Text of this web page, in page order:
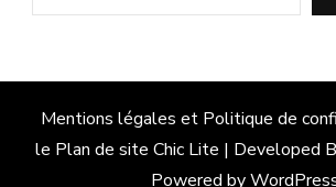
Mentions légales et Politique de
le Plan de site Chic Lite | Developed
Powered by